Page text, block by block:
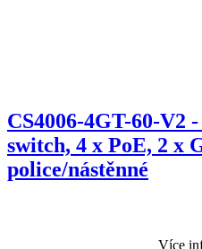
CS4006-4GT-60-V2
switch, 4 x PoE, 2 x
police/nástěnné
Více